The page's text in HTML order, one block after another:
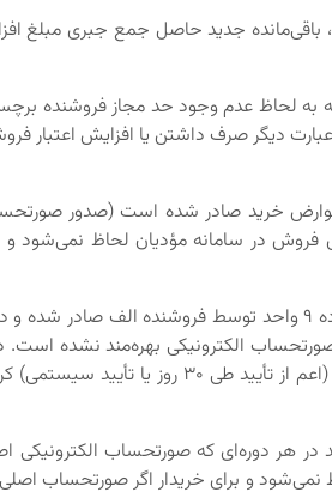
صورت افزایش حد مجاز، باقی‌مانده جدید حاصل جمع
بندهای (1) تا (3) فوق صورتحساب الکترونیکی مربوطه به لحاظ عدم
عبارت دیگر صرف داشتن یا افزایش
و عوارض خرید صادر شده است (صدور
در سامانه مؤدیان لحاظ نمی‌شود و
به عنوان مثال در فصل زمستان سال 1402 صورتحساب الکترونیکی اصلی با مبلغ فروش 100 واحد و
الکترونیکی بهره‌مند نشده
حد مجاز موضوع ماده 6 قانون مذکور از یکی از طرق مندرج در بند 1 فوق اقدام نماید